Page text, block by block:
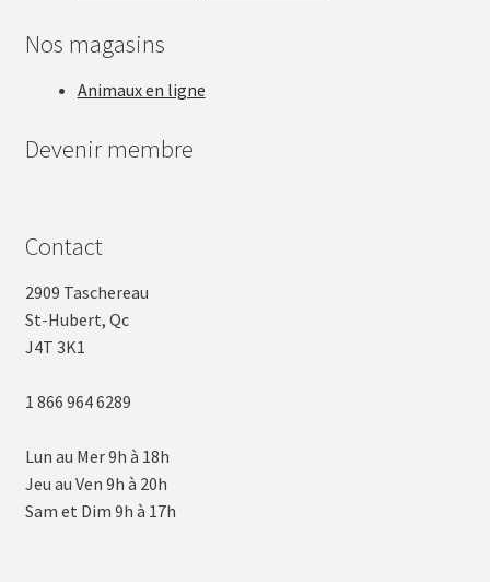
Nos magasins
Animaux en ligne
Devenir membre
Contact
2909 Taschereau
St-Hubert, Qc
J4T 3K1
1 866 964 6289
Lun au Mer 9h à 18h
Jeu au Ven 9h à 20h
Sam et Dim 9h à 17h